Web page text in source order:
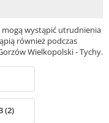
mogą wystąpić utrudnienia
również podczas
Wielkopolski - Tychy.
(2)